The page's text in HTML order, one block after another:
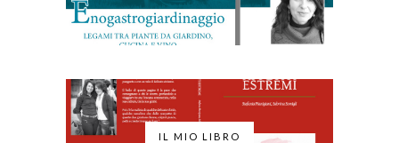
IL MIO LIBRO